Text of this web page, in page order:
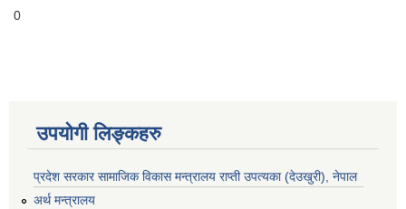
0
उपयोगी लिङ्कहरु
प्रदेश सरकार सामाजिक विकास मन्‍‍त्रालय राप्ती उपत्यका (देउखुरी), नेपाल
अर्थ मन्त्रालय